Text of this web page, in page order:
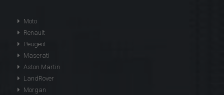
Moto
Renault
Peugeot
Maserati
Aston Martin
LandRover
Morgan